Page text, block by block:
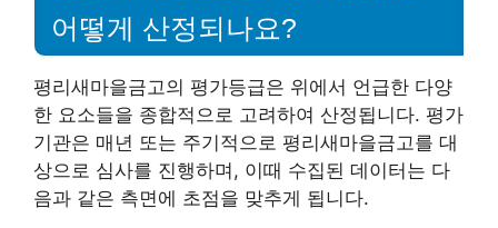
어떻게 산정되나요?
평리새마을금고의 평가등급은 위에서 언급한 다양
한 요소들을 종합적으로 고려하여 산정됩니다. 평가
기관은 매년 또는 주기적으로 평리새마을금고를 대
상으로 심사를 진행하며, 이때 수집된 데이터는 다
음과 같은 측면에 초점을 맞추게 됩니다.